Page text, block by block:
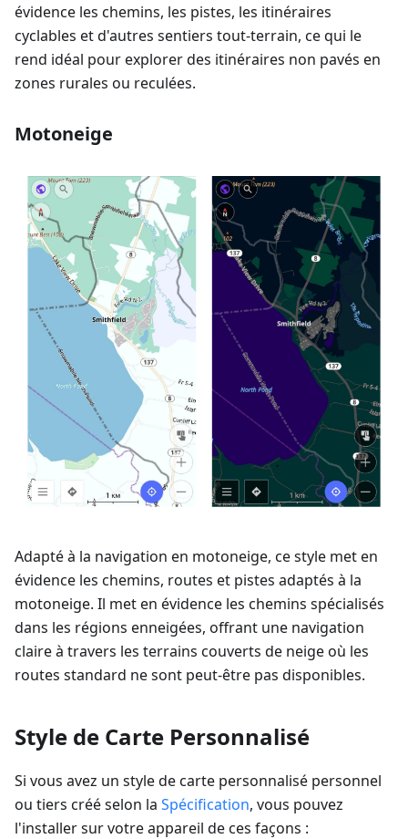
évidence les chemins, les pistes, les itinéraires
cyclables et d'autres sentiers tout-terrain, ce qui le
rend idéal pour explorer des itinéraires non pavés en
zones rurales ou reculées.
Motoneige
Adapté à la navigation en motoneige, ce style met en
évidence les chemins, routes et pistes adaptés à la
motoneige. Il met en évidence les chemins spécialisés
dans les régions enneigées, offrant une navigation
claire à travers les terrains couverts de neige où les
routes standard ne sont peut-être pas disponibles.
Style de Carte Personnalisé
Si vous avez un style de carte personnalisé personnel
ou tiers créé selon la Spécification, vous pouvez
l'installer sur votre appareil de ces façons :